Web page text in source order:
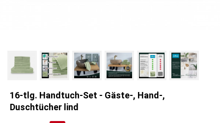
16-tlg. Handtuch-Set - Gäste-, Hand-,
Duschtücher lind